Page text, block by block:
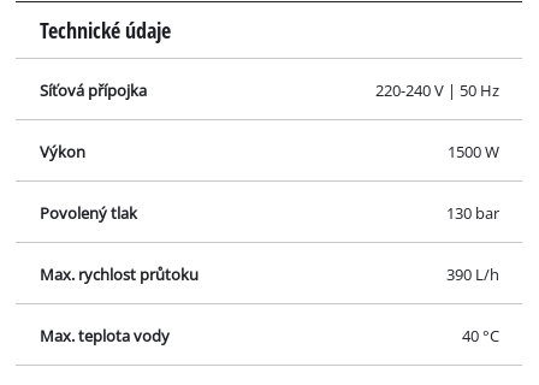
Technické údaje
Síťová přípojka 220-240 V | 50 Hz
Výkon 1500 W
Povolený tlak 130 bar
Max. rychlost průtoku 390 L/h
Max. teplota vody 40 °C